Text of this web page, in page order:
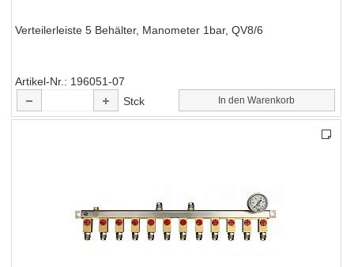
Verteilerleiste 5 Behälter, Manometer 1bar, QV8/6
Artikel-Nr.
196051-07
Stck
In den Warenkorb